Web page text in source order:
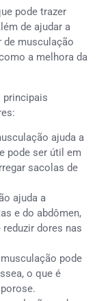
pode trazer
de ajudar a
de musculação
a melhora da
principais
ajuda a
pode ser útil em
sacolas de
ajuda a
e do abdômen,
dores nas
pode
o que é